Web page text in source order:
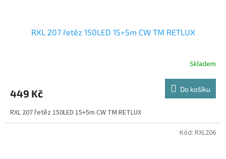
RXL 207 řetěz 150LED 15+5m CW TM RETLUX
Skladem
449 Kč Do košíku
RXL 207 řetěz 150LED 15+5m CW TM RETLUX
Kód: RXL206